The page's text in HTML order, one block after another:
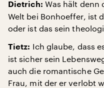
Dietrich: Was hält denn
Welt bei Bonhoeffer, ist
oder ist das sein
Tietz: Ich glaube, dass
ist sicher sein
auch die romantische
Frau, mit der er verlobt